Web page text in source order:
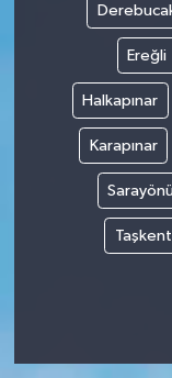
Ereğli
Halkapınar
Karapınar
Taşkent